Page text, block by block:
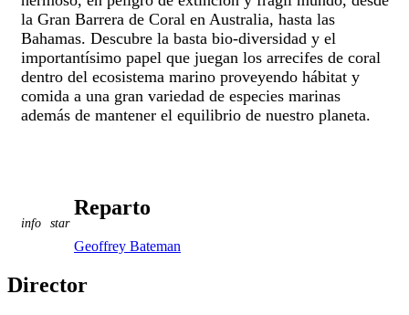
la Gran Barrera de Coral en Australia, hasta las
Bahamas. Descubre la basta bio-diversidad y el
importantísimo papel que juegan los arrecifes de coral
dentro del ecosistema marino proveyendo hábitat y
comida a una gran variedad de especies marinas
además de mantener el equilibrio de nuestro planeta.
info star
Reparto
Geoffrey Bateman
Director